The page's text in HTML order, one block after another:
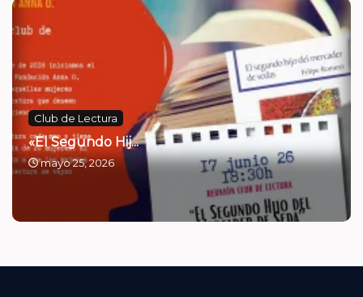
Club de Lectura
«El Segundo Hij...
mayo 25, 2026